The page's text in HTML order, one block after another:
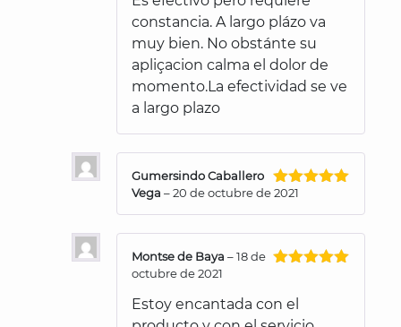
constancia. A largo plázo va
muy bien. No obstánte su
apliçacion calma el dolor de
momento.La efectividad se ve
a largo plazo
Valorado
con5de 5
Gumersindo Caballero
Vega –20 de octubre de 2021
Montse de Baya –18 de
octubre de 2021
Estoy encantada con el